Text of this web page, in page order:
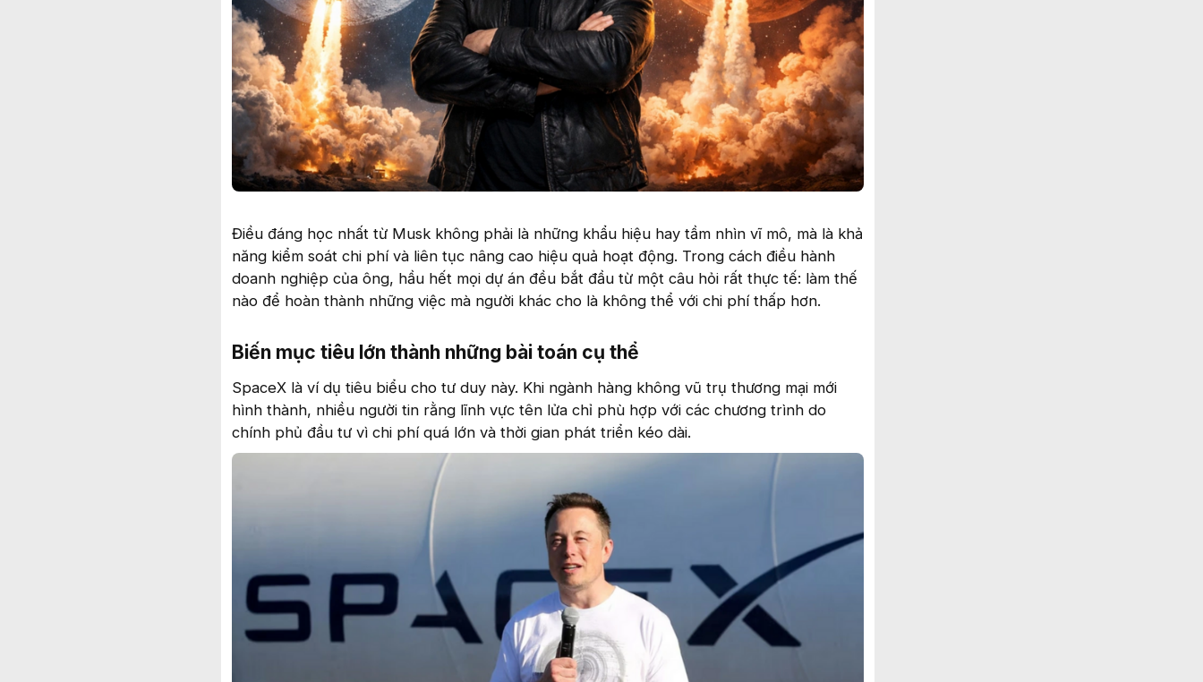
Điều đáng học nhất từ Musk không phải là những khẩu hiệu hay tầm nhìn vĩ mô, mà là khả
năng kiểm soát chi phí và liên tục nâng cao hiệu quả hoạt động. Trong cách điều hành
doanh nghiệp của ông, hầu hết mọi dự án đều bắt đầu từ một câu hỏi rất thực tế: làm thế
nào để hoàn thành những việc mà người khác cho là không thể với chi phí thấp hơn.
Biến mục tiêu lớn thành những bài toán cụ thể
SpaceX là ví dụ tiêu biểu cho tư duy này. Khi ngành hàng không vũ trụ thương mại mới
hình thành, nhiều người tin rằng lĩnh vực tên lửa chỉ phù hợp với các chương trình do
chính phủ đầu tư vì chi phí quá lớn và thời gian phát triển kéo dài.